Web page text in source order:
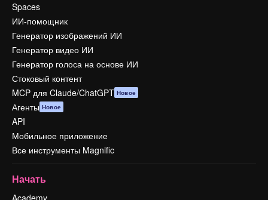
Spaces
ИИ-помощник
Генератор изображений ИИ
Генератор видео ИИ
Генератор голоса на основе ИИ
Стоковый контент
MCP для Claude/ChatGPT Новое
Агенты Новое
API
Мобильное приложение
Все инструменты Magnific
Начать